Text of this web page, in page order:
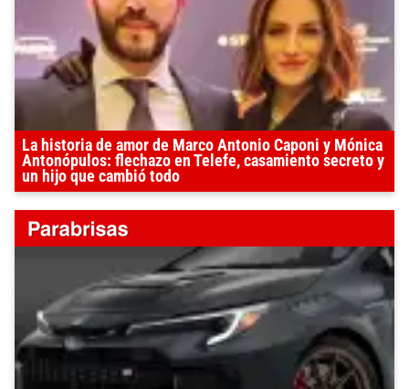
La historia de amor de Marco Antonio Caponi y Mónica
Antonópulos: flechazo en Telefe, casamiento secreto y
un hijo que cambió todo